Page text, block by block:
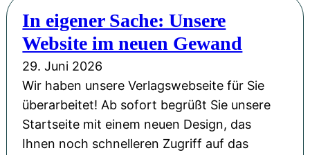
In eigener Sache: Unsere
Website im neuen Gewand
29. Juni 2026
Wir haben unsere Verlagswebseite für Sie
überarbeitet! Ab sofort begrüßt Sie unsere
Startseite mit einem neuen Design, das
Ihnen noch schnelleren Zugriff auf das